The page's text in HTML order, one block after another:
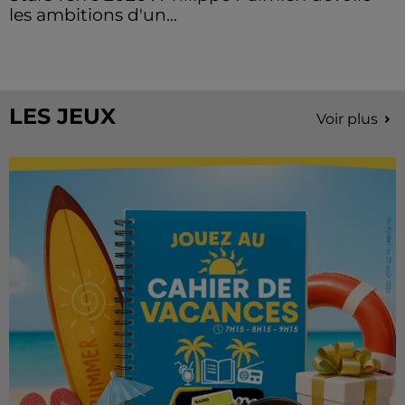
les ambitions d'un...
LES JEUX Voir plus